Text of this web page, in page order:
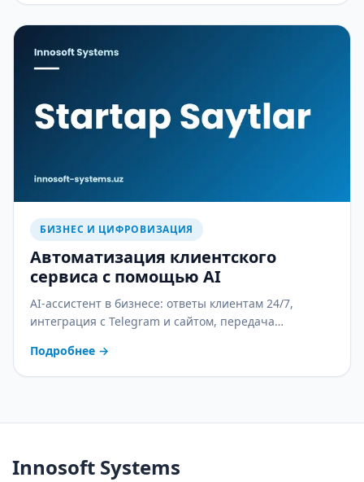
БИЗНЕС И ЦИФРОВИЗАЦИЯ
Автоматизация клиентского
сервиса с помощью AI
AI-ассистент в бизнесе: ответы клиентам 24/7,
интеграция с Telegram и сайтом, передача
планом внедрения.
Подробнее →
Innosoft Systems